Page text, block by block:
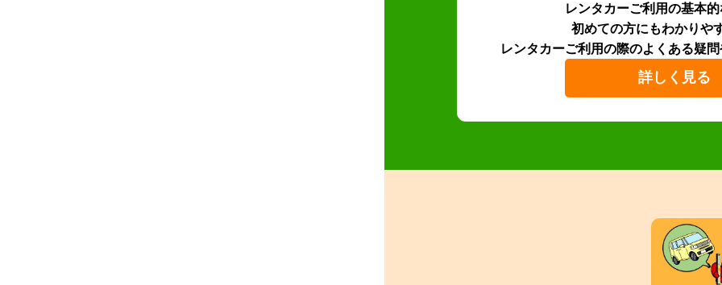
レンタカーご利用の基本
初めての方にもわかりや
レンタカーご利用の際のよくある疑問
詳しく見る